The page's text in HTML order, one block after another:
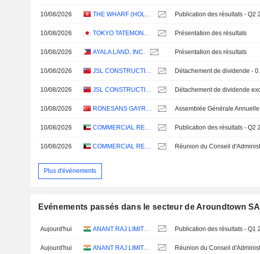
10/08/2026 THE WHARF (HOLDINGS) LIMITED
10/08/2026 TOKYO TATEMONO CO., LTD. Présentation des résultats
10/08/2026 AYALA LAND, INC. Présentation des résultats
10/08/2026 JSL CONSTRUCTION & DEVELOPMENT CO., LTD.
10/08/2026 JSL CONSTRUCTION & DEVELOPMENT CO., LTD.
10/08/2026 RONESANS GAYRIMENKUL YATIRIM Assemblée Générale Annuelle
10/08/2026 COMMERCIAL REAL ESTATE COMPANY K.P.S.C.
10/08/2026 COMMERCIAL REAL ESTATE COMPANY K.P.S.C.
Plus d'événements
Evénements passés dans le secteur de Aroundtown SA
Aujourd'hui
Aujourd'hui